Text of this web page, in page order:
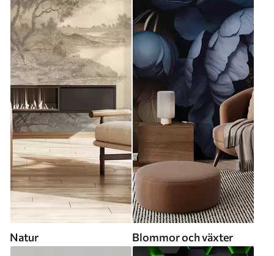
Natur Blommor och växter